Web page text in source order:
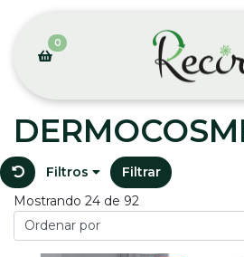
0
Filtros
Filtrar
Mostrando 24 de 92